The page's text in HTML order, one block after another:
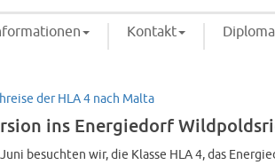
Kontakt
der HLA 4 nach Malta
ins Energiedorf
besuchten wir, die Klasse HLA 4, das